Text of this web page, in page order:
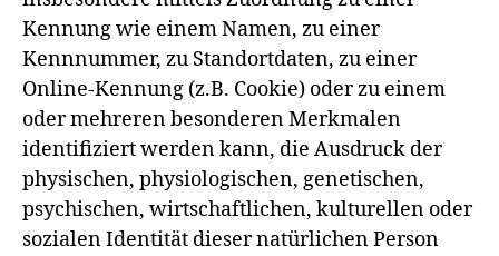
Kennung wie einem Namen, zu einer
Kennnummer, zu Standortdaten, zu einer
Online-Kennung (z.B. Cookie) oder zu einem
oder mehreren besonderen Merkmalen
identifiziert werden kann, die Ausdruck der
physischen, physiologischen, genetischen,
psychischen, wirtschaftlichen, kulturellen oder
sozialen Identität dieser natürlichen Person